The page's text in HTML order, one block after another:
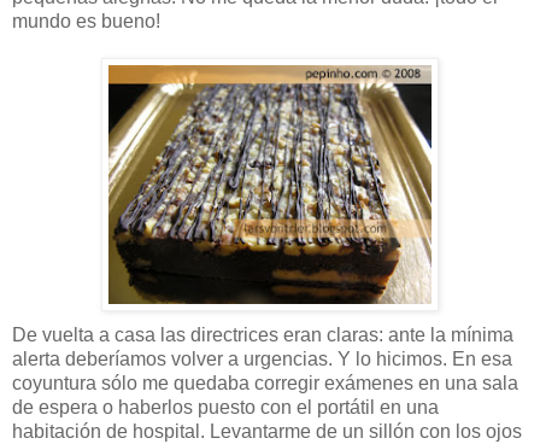
mundo es bueno!
De vuelta a casa las directrices eran claras: ante la mínima
alerta deberíamos volver a urgencias. Y lo hicimos. En esa
coyuntura sólo me quedaba corregir exámenes en una sala
de espera o haberlos puesto con el portátil en una
habitación de hospital. Levantarme de un sillón con los ojos